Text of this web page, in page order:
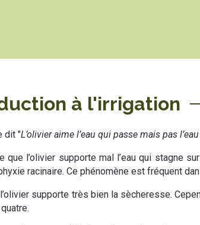
à l'irrigation
dit "L’olivier aime l’eau qui passe mais pas
que l’olivier supporte mal l’eau qui stagne
racinaire. Ce phénomène est fréquent
supporte très bien la sècheresse.